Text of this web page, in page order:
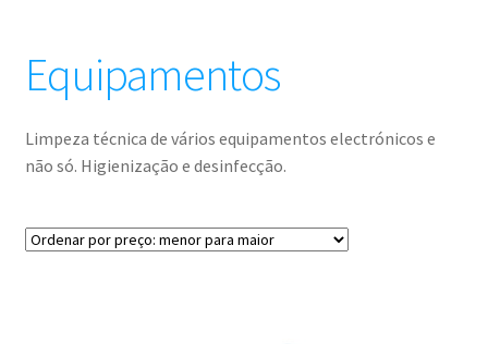
Contactos
Equipamentos
Limpeza técnica de vários equipamentos electrónicos e
não só. Higienização e desinfecção.